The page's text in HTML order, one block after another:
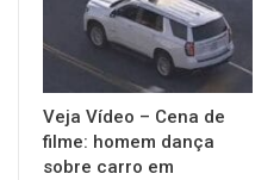
Veja Vídeo – Cena de
filme: homem dança
sobre carro em